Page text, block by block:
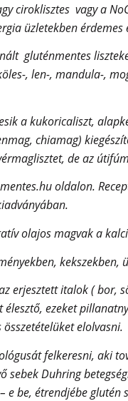
ciroklisztes vagy a
üzletekben érdemes
gluténmentes
, len-, mandula-,
a kukoricaliszt,
chiamag)
de az
oldalon.
olajos magvak a
erjesztett italok ( bor,
ezeket
elolvasni.
felkeresni, aki
sebek Duhring
e be, étrendjébe glutén